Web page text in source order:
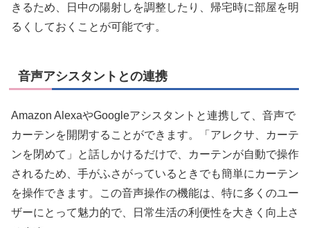
きるため、日中の陽射しを調整したり、帰宅時に部屋を明
るくしておくことが可能です。
音声アシスタントとの連携
Amazon AlexaやGoogleアシスタントと連携して、音声で
カーテンを開閉することができます。「アレクサ、カーテ
ンを閉めて」と話しかけるだけで、カーテンが自動で操作
されるため、手がふさがっているときでも簡単にカーテン
を操作できます。この音声操作の機能は、特に多くのユー
ザーにとって魅力的で、日常生活の利便性を大きく向上さ